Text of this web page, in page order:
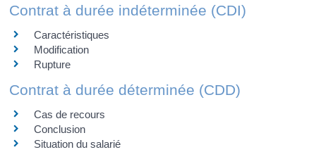
Contrat à durée indéterminée (CDI)
Caractéristiques
Modification
Rupture
Contrat à durée déterminée (CDD)
Cas de recours
Conclusion
Situation du salarié